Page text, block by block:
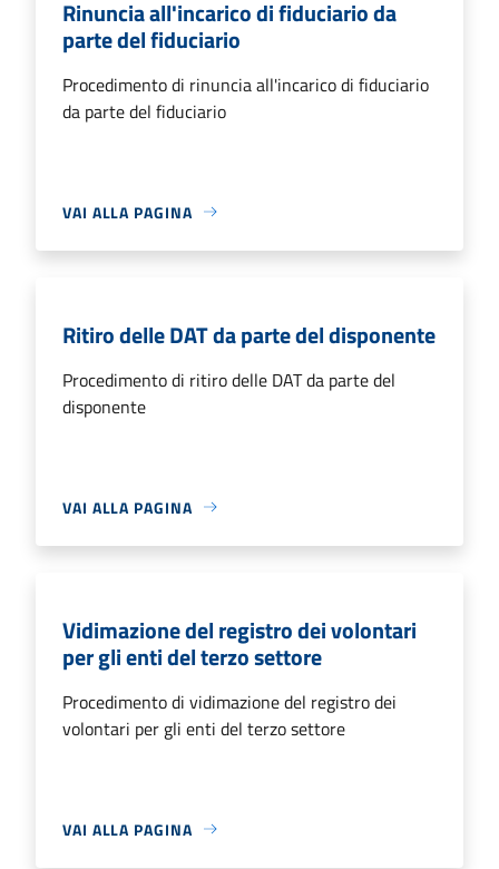
Rinuncia all'incarico di fiduciario da
parte del fiduciario
Procedimento di rinuncia all'incarico di fiduciario
da parte del fiduciario
VAI ALLA PAGINA
Ritiro delle DAT da parte del disponente
Procedimento di ritiro delle DAT da parte del
disponente
VAI ALLA PAGINA
Vidimazione del registro dei volontari
per gli enti del terzo settore
Procedimento di vidimazione del registro dei
volontari per gli enti del terzo settore
VAI ALLA PAGINA